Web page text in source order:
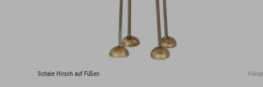
Schale Hirsch auf Füßen